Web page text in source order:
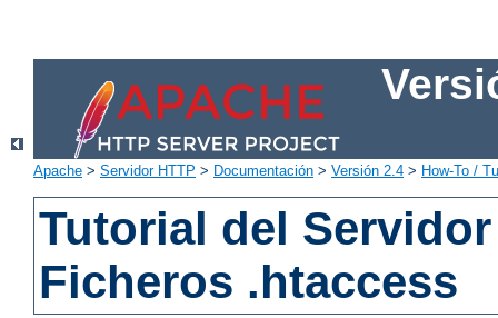
Apache > Servidor HTTP > Documentación > Versión 2.4 > How-To /
Tutorial del
Ficheros .htaccess